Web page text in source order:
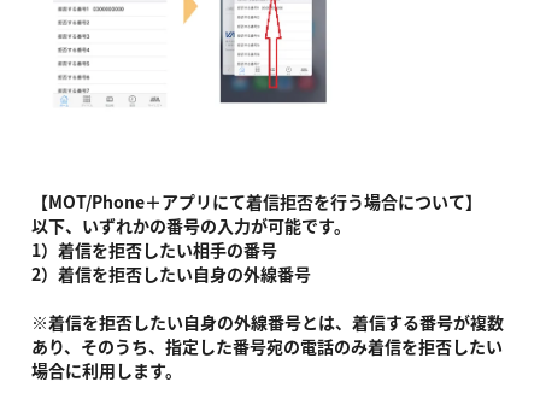
【MOT/Phone＋アプリにて着信拒否を行う場合について】
以下、いずれかの番号の入力が可能です。
1）着信を拒否したい相手の番号
2）着信を拒否したい自身の外線番号
※着信を拒否したい自身の外線番号とは、着信する番号が複数
あり、そのうち、指定した番号宛の電話のみ着信を拒否したい
場合に利用します。